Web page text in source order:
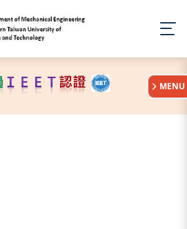
MENU